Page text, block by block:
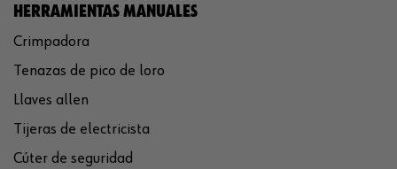
HERRAMIENTAS MANUALES
Crimpadora
Tenazas de pico de loro
Llaves allen
Tijeras de electricista
Cúter de seguridad